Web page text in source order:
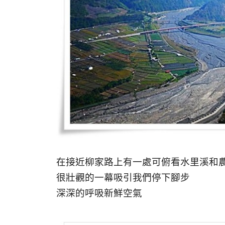
在接近柳家路上有一處可俯看水里溪和
很壯觀的一幕吸引我們停下腳步
深深的呼吸新鮮空氣